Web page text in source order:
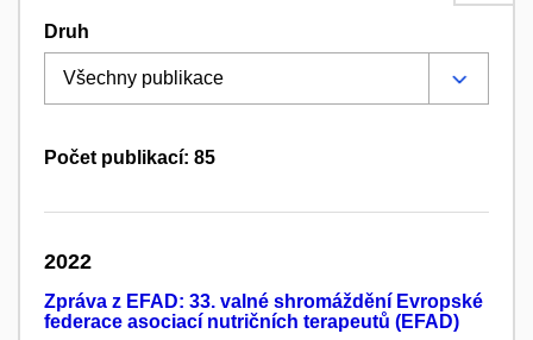
Druh
Počet publikací: 85
2022
Zpráva z EFAD: 33. valné shromáždění Evropské
federace asociací nutričních terapeutů (EFAD)